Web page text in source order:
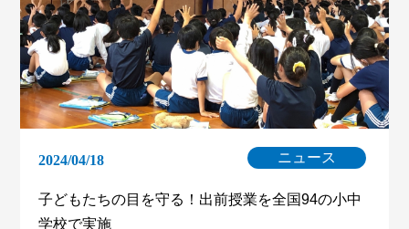
2024/04/18 ニュース
子どもたちの目を守る！出前授業を全国94の小中
学校で実施